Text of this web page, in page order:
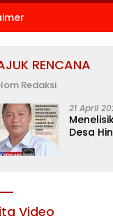
RENCANA
Redaksi
21 April
Desa
Video